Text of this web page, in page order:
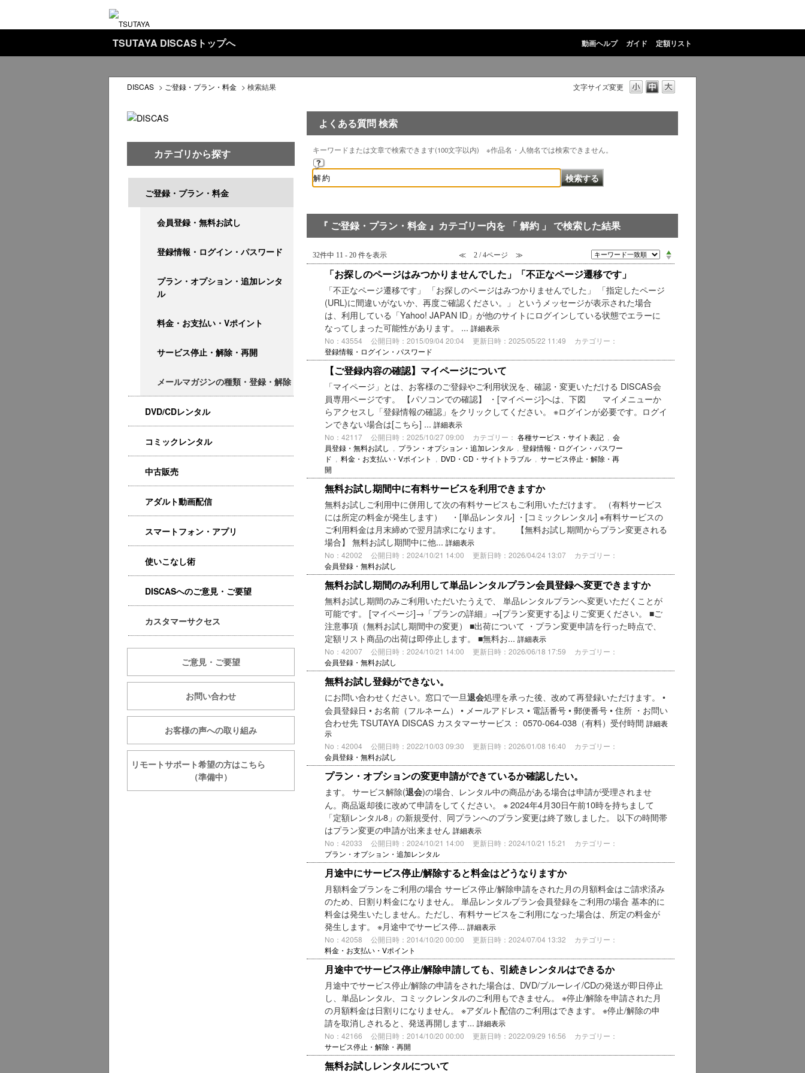
TSUTAYA DISCASトップへ 動画ヘルプ ガイド 定額リスト
文字サイズ変更
DISCAS > ご登録・プラン・料金 > 検索結果
カテゴリから探す
ご登録・プラン・料金
会員登録・無料お試し
登録情報・ログイン・パスワード
プラン・オプション・追加レンタ
ル
料金・お支払い・Vポイント
サービス停止・解除・再開
メールマガジンの種類・登録・解除
DVD/CDレンタル
コミックレンタル
中古販売
アダルト動画配信
スマートフォン・アプリ
使いこなし術
DISCASへのご意見・ご要望
カスタマーサクセス
ご意見・ご要望
お問い合わせ
お客様の声への取り組み
リモートサポート希望の方はこちら
（準備中）
よくある質問 検索
キーワードまたは文章で検索できます(100文字以内) ※作品名・人物名では検索できません。
『 ご登録・プラン・料金 』カテゴリー内を 「 解約 」 で検索した結果
32件中 11 - 20 件を表示 ≪ 2 / 4ページ ≫
「お探しのページはみつかりませんでした」「不正なページ遷移です」
「不正なページ遷移です」 「お探しのページはみつかりませんでした」 「指定したページ
(URL)に間違いがないか、再度ご確認ください。」 というメッセージが表示された場合
は、利用している「Yahoo! JAPAN ID」が他のサイトにログインしている状態でエラーに
なってしまった可能性があります。 ... 詳細表示
No：43554 公開日時：2015/09/04 20:04 更新日時：2025/05/22 11:49
カテゴリー：
登録情報・ログイン・パスワード
【ご登録内容の確認】マイページについて
「マイページ」とは、お客様のご登録やご利用状況を、確認・変更いただける DISCAS会
員専用ページです。 【パソコンでの確認】 ・[マイページ]へは、下図 マイメニューか
らアクセスし「登録情報の確認」をクリックしてください。 ※ログインが必要です。ログイ
ンできない場合は[こちら] ... 詳細表示
No：42117 公開日時：2025/10/27 09:00 カテゴリー： 各種サービス・サイト表記
会
員登録・無料お試し
プラン・オプション・追加レンタル
登録情報・ログイン・パスワー
ド
料金・お支払い・Vポイント DVD・CD・サイトトラブル
サービス停止・解除・再
開
無料お試し期間中に有料サービスを利用できますか
無料お試しご利用中に併用して次の有料サービスもご利用いただけます。 （有料サービス
には所定の料金が発生します） ・[単品レンタル] ・[コミックレンタル] ※有料サービスの
ご利用料金は月末締めで翌月請求になります。 【無料お試し期間からプラン変更される
場合】 無料お試し期間中に他... 詳細表示
No：42002 公開日時：2024/10/21 14:00 更新日時：2026/04/24 13:07
カテゴリー：
会員登録・無料お試し
無料お試し期間のみ利用して単品レンタルプラン会員登録へ変更できますか
無料お試し期間のみご利用いただいたうえで、 単品レンタルプランへ変更いただくことが
可能です。 [マイページ]→「プランの詳細」→[プラン変更する]よりご変更ください。 ■ご
注意事項（無料お試し期間中の変更） ■出荷について ・プラン変更申請を行った時点で、
定額リスト商品の出荷は即停止します。 ■無料お... 詳細表示
No：42007 公開日時：2024/10/21 14:00 更新日時：2026/06/18 17:59
カテゴリー：
会員登録・無料お試し
無料お試し登録ができない。
にお問い合わせください。窓口で一旦退会処理を承った後、改めて再登録いただけます。 •
会員登録日 • お名前（フルネーム） • メールアドレス • 電話番号 • 郵便番号 • 住所 ・お問い
合わせ先 TSUTAYA DISCAS カスタマーサービス： 0570-064-038（有料）受付時間 詳細表
示
No：42004 公開日時：2022/10/03 09:30 更新日時：2026/01/08 16:40
カテゴリー：
会員登録・無料お試し
プラン・オプションの変更申請ができているか確認したい。
ます。 サービス解除(退会)の場合、レンタル中の商品がある場合は申請が受理されませ
ん。商品返却後に改めて申請をしてください。 ※ 2024年4月30日午前10時を持ちまして
「定額レンタル8」の新規受付、同プランへのプラン変更は終了致しました。 以下の時間帯
はプラン変更の申請が出来ません 詳細表示
No：42033 公開日時：2024/10/21 14:00 更新日時：2024/10/21 15:21
カテゴリー：
プラン・オプション・追加レンタル
月途中にサービス停止/解除すると料金はどうなりますか
月額料金プランをご利用の場合 サービス停止/解除申請をされた月の月額料金はご請求済み
のため、日割り料金になりません。 単品レンタルプラン会員登録をご利用の場合 基本的に
料金は発生いたしません。ただし、有料サービスをご利用になった場合は、所定の料金が
発生します。 ※月途中でサービス停... 詳細表示
No：42058 公開日時：2014/10/20 00:00 更新日時：2024/07/04 13:32
カテゴリー：
料金・お支払い・Vポイント
月途中でサービス停止/解除申請しても、引続きレンタルはできるか
月途中でサービス停止/解除の申請をされた場合は、DVD/ブルーレイ/CDの発送が即日停止
し、単品レンタル、コミックレンタルのご利用もできません。 ※停止/解除を申請された月
の月額料金は日割りになりません。 ※アダルト配信のご利用はできます。 ※停止/解除の申
請を取消しされると、発送再開します... 詳細表示
No：42166 公開日時：2014/10/20 00:00 更新日時：2022/09/29 16:56
カテゴリー：
サービス停止・解除・再開
無料お試しレンタルについて